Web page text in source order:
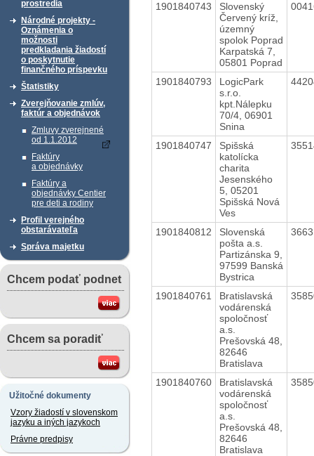
prostredia
Národné projekty -
Oznámenia o
možnosti
predkladania žiadostí
o poskytnutie
finančného príspevku
Štatistiky
Zverejňovanie zmlúv,
faktúr a objednávok
Zmluvy zverejnené
od 1.1.2012
Faktúry
a objednávky
Faktúry a
objednávky Centier
pre deti a rodiny
Profil verejného
obstarávateľa
Správa majetku
Chcem podať podnet
Chcem sa poradiť
Užitočné dokumenty
Vzory žiadostí v slovenskom
jazyku a iných jazykoch
Právne predpisy
1901840743
Slovenský
Červený kríž,
územný
spolok Poprad
Karpatská 7,
05801 Poprad
1901840793
LogicPark
s.r.o.
kpt.Nálepku
70/4, 06901
Snina
1901840747
Spišská
katolícka
charita
Jesenského
5, 05201
Spišská Nová
Ves
1901840812
Slovenská
pošta a.s.
Partizánska 9,
97599 Banská
Bystrica
1901840761
Bratislavská
vodárenská
spoločnosť
a.s.
Prešovská 48,
82646
Bratislava
1901840760
Bratislavská
vodárenská
spoločnosť
a.s.
Prešovská 48,
82646
Bratislava